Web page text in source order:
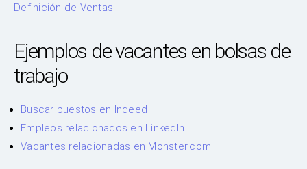
Definición de Ventas
Ejemplos de vacantes en bolsas de
trabajo
Buscar puestos en Indeed
Empleos relacionados en LinkedIn
Vacantes relacionadas en Monster.com